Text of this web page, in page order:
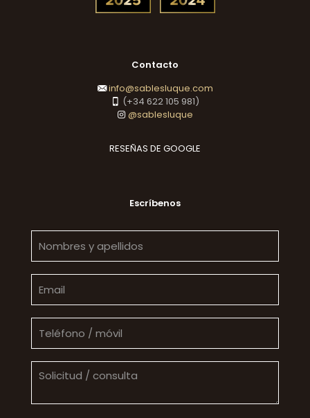
Contacto
info@sablesluque.com
(+34 622 105 981)
@sablesluque
RESEÑAS DE GOOGLE
Escríbenos